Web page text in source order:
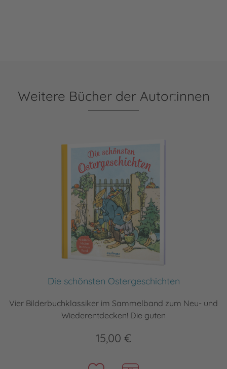
Weitere Bücher der Autor:innen
Die schönsten Ostergeschichten
Vier Bilderbuchklassiker im Sammelband zum Neu- und
Wiederentdecken! Die guten
15,00 €